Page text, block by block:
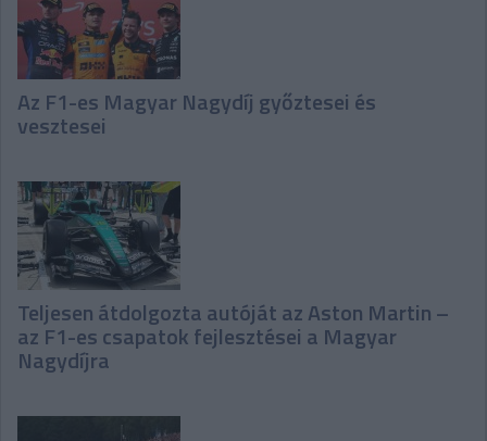
Az F1-es Magyar Nagydíj győztesei és
vesztesei
Teljesen átdolgozta autóját az Aston Martin –
az F1-es csapatok fejlesztései a Magyar
Nagydíjra